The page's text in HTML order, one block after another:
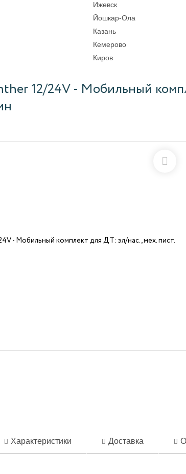
Ижевск
Йошкар-Ола
Казань
Кемерово
Киров
12/24V - Мобильный
Характеристики Доставка